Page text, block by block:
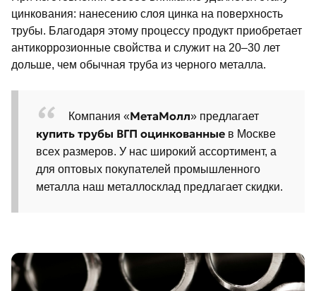
цинкования: нанесению слоя цинка на поверхность
трубы. Благодаря этому процессу продукт приобретает
антикоррозионные свойства и служит на 20–30 лет
дольше, чем обычная труба из черного металла.
Компания «МетаМолл» предлагает
купить трубы ВГП оцинкованные в Москве
всех размеров. У нас широкий ассортимент, а
для оптовых покупателей промышленного
металла наш металлосклад предлагает скидки.